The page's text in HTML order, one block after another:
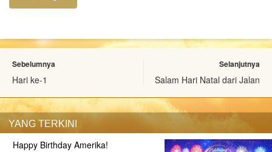
Sebelumnya
Hari ke-1
Selanjutnya
Salam Hari Natal dari Jalan
YANG TERKINI
Happy Birthday Amerika!